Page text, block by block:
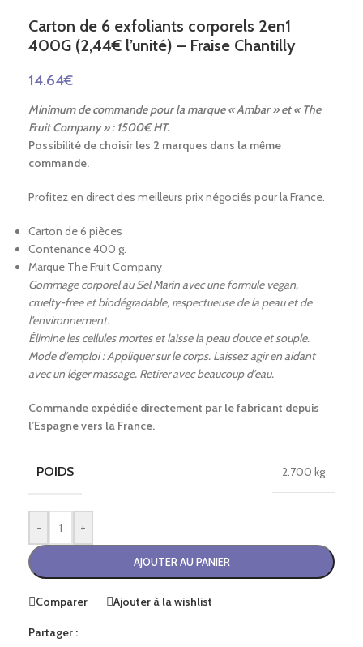
Carton de 6 exfoliants corporels 2en1
400G (2,44€ l’unité) – Fraise Chantilly
14.64€
Minimum de commande pour la marque « Ambar » et « The
Fruit Company » : 1500€ HT.
Possibilité de choisir les 2 marques dans la même
commande.
Profitez en direct des meilleurs prix négociés pour la France.
Carton de 6 pièces
Contenance 400 g.
Marque The Fruit Company
Gommage corporel au Sel Marin avec une formule vegan,
cruelty-free et biodégradable, respectueuse de la peau et de
l’environnement.
Élimine les cellules mortes et laisse la peau douce et souple.
Mode d’emploi : Appliquer sur le corps. Laissez agir en aidant
avec un léger massage. Retirer avec beaucoup d’eau.
Commande expédiée directement par le fabricant depuis
l’Espagne vers la France.
POIDS 2.700 kg
- +
AJOUTER AU PANIER
Comparer Ajouter à la wishlist
Partager :